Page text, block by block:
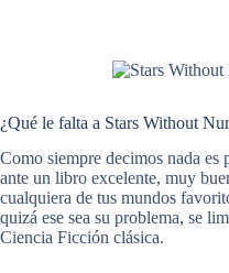
¿Qué le falta a Stars Without
Como siempre decimos nada es
ante un libro excelente, muy
cualquiera de tus mundos
quizá ese sea su problema, se
Ciencia Ficción clásica.